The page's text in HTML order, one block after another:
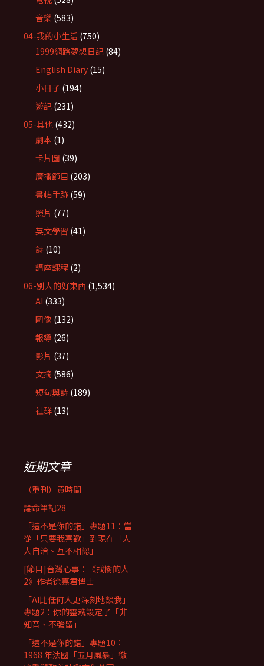
音樂 (583)
04-我的小生活 (750)
1999網路夢想日記 (84)
English Diary (15)
小日子 (194)
遊記 (231)
05-其他 (432)
劇本 (1)
卡片圖 (39)
廣播節目 (203)
書帖手跡 (59)
照片 (77)
英文學習 (41)
詩 (10)
講座課程 (2)
06-別人的好東西 (1,534)
AI (333)
圖像 (132)
報導 (26)
影片 (37)
文摘 (586)
短句與詩 (189)
社群 (13)
近期文章
（重刊）買時間
論命筆記28
「這不是你的錯」專題11：當
從「只要我喜歡」到現在「人
人自洽、互不相認」
[節目]台灣心事：《找樹的人
2》作者徐嘉君博士
「AI比任何人更深刻地談我」
專題2：你的靈魂設定了「非
知音、不強留」
「這不是你的錯」專題10：
1968 年法國「五月風暴」徹